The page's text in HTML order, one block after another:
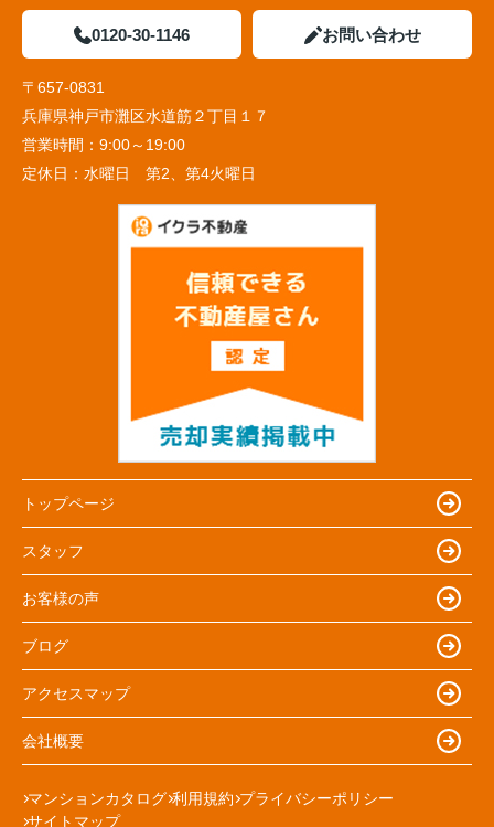
0120-30-1146 お問い合わせ
〒657-0831
兵庫県神戸市灘区水道筋２丁目１７
営業時間： 9:00～19:00
定休日： 水曜日 第2、第4火曜日
トップページ
スタッフ
お客様の声
ブログ
アクセスマップ
会社概要
マンションカタログ 利用規約 プライバシーポリシー
サイトマップ